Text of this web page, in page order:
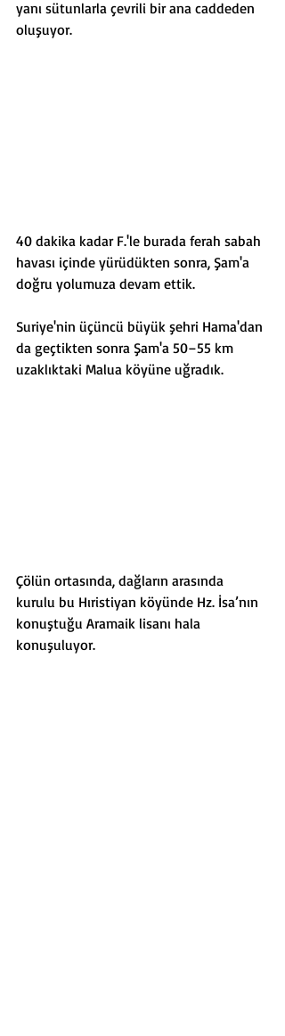
yanı sütunlarla çevrili bir ana caddeden
oluşuyor.
40 dakika kadar F.'le burada ferah sabah
havası içinde yürüdükten sonra, Şam'a
doğru yolumuza devam ettik.
Suriye'nin üçüncü büyük şehri Hama'dan
da geçtikten sonra Şam'a 50–55 km
uzaklıktaki Malua köyüne uğradık.
Çölün ortasında, dağların arasında
kurulu bu Hıristiyan köyünde Hz. İsa’nın
konuştuğu Aramaik lisanı hala
konuşuluyor.